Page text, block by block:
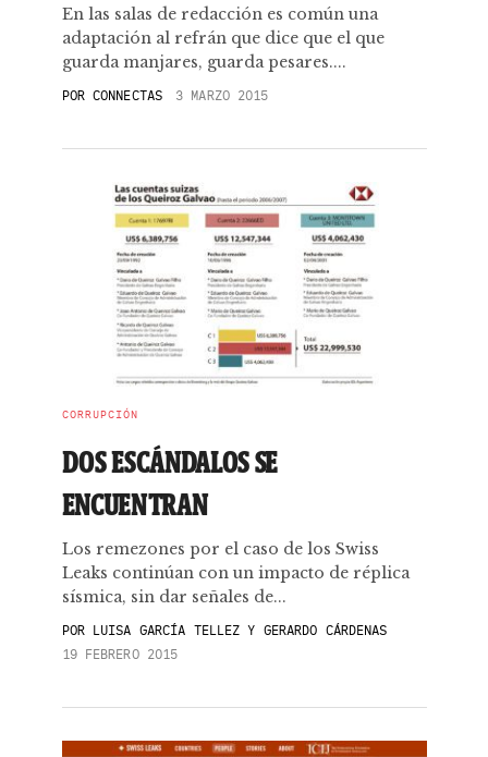
En las salas de redacción es común una
adaptación al refrán que dice que el que
guarda manjares, guarda pesares....
PORCONNECTAS 3 MARZO 2015
CORRUPCIÓN
DOS ESCÁNDALOS SE
ENCUENTRAN
Los remezones por el caso de los Swiss
Leaks continúan con un impacto de réplica
sísmica, sin dar señales de...
PORLUISA GARCÍA TELLEZ Y GERARDO CÁRDENAS
19 FEBRERO 2015